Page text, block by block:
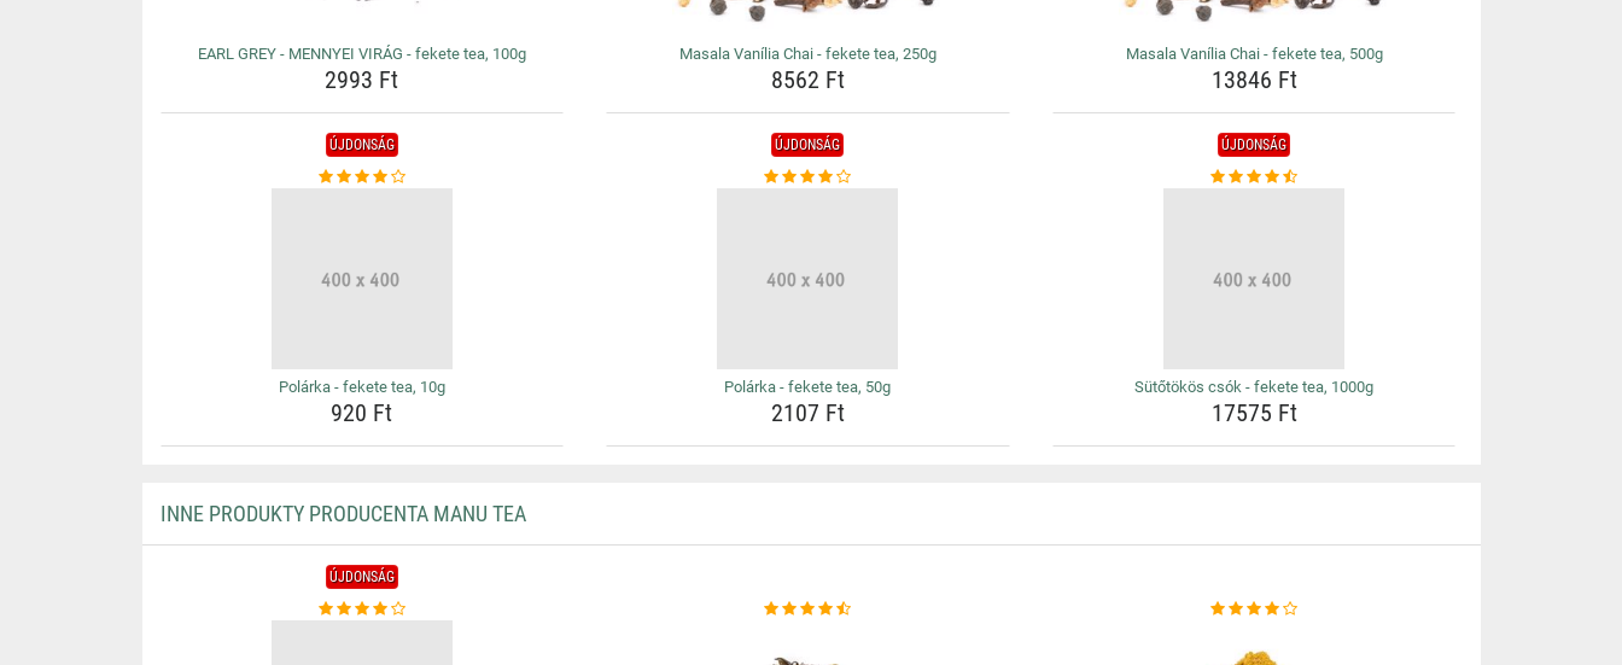
EARL GREY - MENNYEI VIRÁG - fekete tea, 100g
2993 Ft
Masala Vanília Chai - fekete tea, 250g
8562 Ft
Masala Vanília Chai - fekete tea, 500g
13846 Ft
ÚJDONSÁG
Polárka - fekete tea, 10g
920 Ft
ÚJDONSÁG
Polárka - fekete tea, 50g
2107 Ft
ÚJDONSÁG
Sütőtökös csók - fekete tea, 1000g
17575 Ft
INNE PRODUKTY PRODUCENTA MANU TEA
ÚJDONSÁG